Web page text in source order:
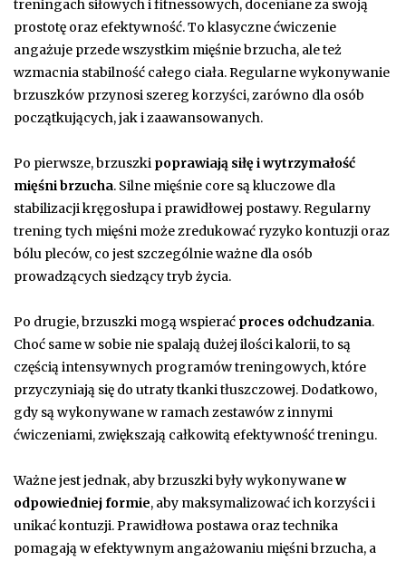
treningach siłowych i fitnessowych, doceniane za swoją
prostotę oraz efektywność. To klasyczne ćwiczenie
angażuje przede wszystkim mięśnie brzucha, ale też
wzmacnia stabilność całego ciała. Regularne wykonywanie
brzuszków przynosi szereg korzyści, zarówno dla osób
początkujących, jak i zaawansowanych.
Po pierwsze, brzuszki poprawiają siłę i wytrzymałość
mięśni brzucha. Silne mięśnie core są kluczowe dla
stabilizacji kręgosłupa i prawidłowej postawy. Regularny
trening tych mięśni może zredukować ryzyko kontuzji oraz
bólu pleców, co jest szczególnie ważne dla osób
prowadzących siedzący tryb życia.
Po drugie, brzuszki mogą wspierać proces odchudzania.
Choć same w sobie nie spalają dużej ilości kalorii, to są
częścią intensywnych programów treningowych, które
przyczyniają się do utraty tkanki tłuszczowej. Dodatkowo,
gdy są wykonywane w ramach zestawów z innymi
ćwiczeniami, zwiększają całkowitą efektywność treningu.
Ważne jest jednak, aby brzuszki były wykonywanew
odpowiedniej formie, aby maksymalizować ich korzyści i
unikać kontuzji. Prawidłowa postawa oraz technika
pomagają w efektywnym angażowaniu mięśni brzucha, a